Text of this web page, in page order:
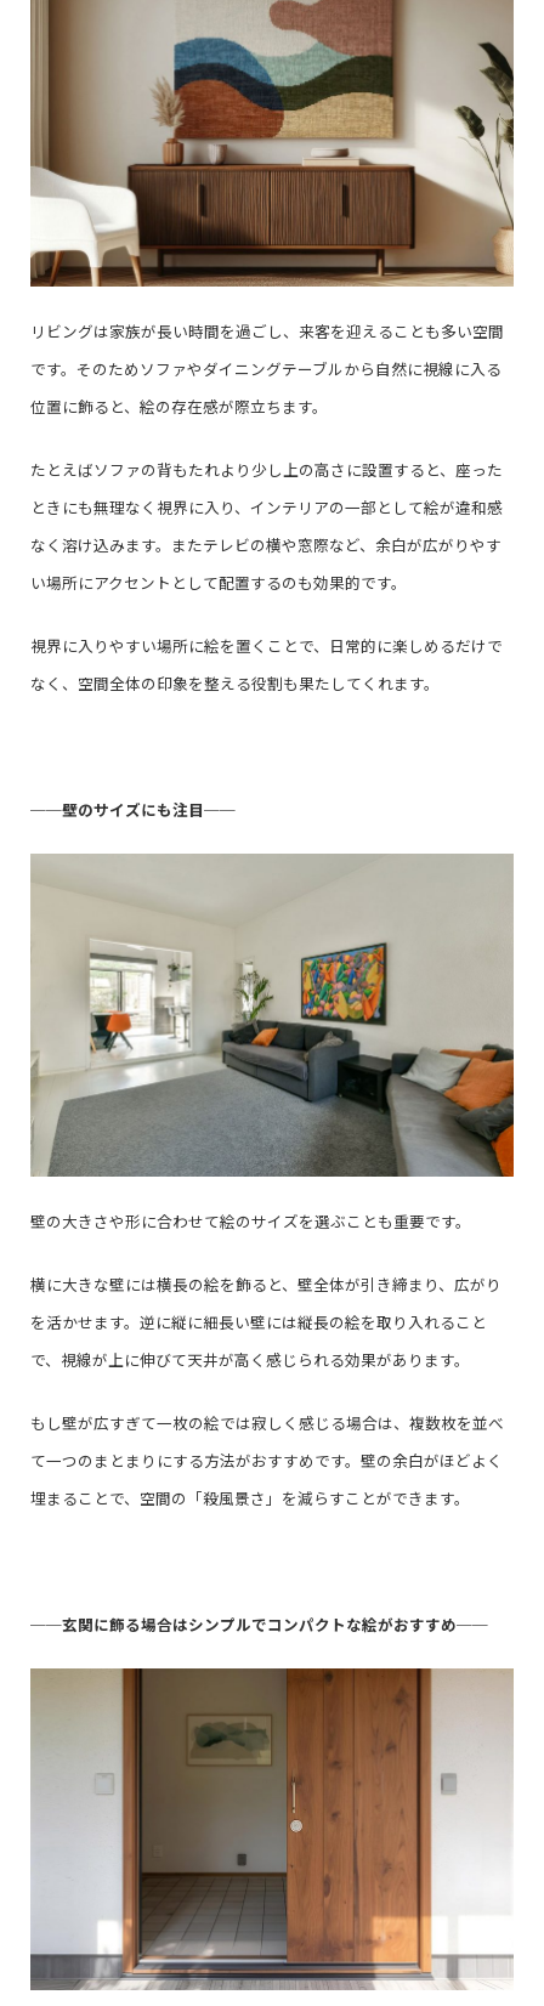
リビングは家族が長い時間を過ごし、来客を迎えることも多い空間
です。そのためソファやダイニングテーブルから自然に視線に入る
位置に飾ると、絵の存在感が際立ちます。
たとえばソファの背もたれより少し上の高さに設置すると、座った
ときにも無理なく視界に入り、インテリアの一部として絵が違和感
なく溶け込みます。またテレビの横や窓際など、余白が広がりやす
い場所にアクセントとして配置するのも効果的です。
視界に入りやすい場所に絵を置くことで、日常的に楽しめるだけで
なく、空間全体の印象を整える役割も果たしてくれます。
──壁のサイズにも注目──
壁の大きさや形に合わせて絵のサイズを選ぶことも重要です。
横に大きな壁には横長の絵を飾ると、壁全体が引き締まり、広がり
を活かせます。逆に縦に細長い壁には縦長の絵を取り入れること
で、視線が上に伸びて天井が高く感じられる効果があります。
もし壁が広すぎて一枚の絵では寂しく感じる場合は、複数枚を並べ
て一つのまとまりにする方法がおすすめです。壁の余白がほどよく
埋まることで、空間の「殺風景さ」を減らすことができます。
──玄関に飾る場合はシンプルでコンパクトな絵がおすすめ──